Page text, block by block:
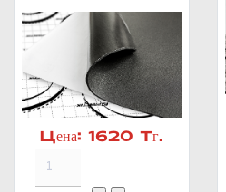
Цена: 1620 Тг.